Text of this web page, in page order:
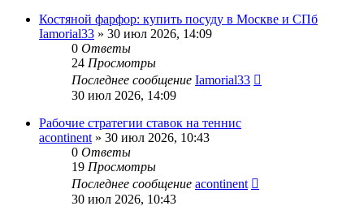
Костяной фарфор: купить посуду в Москве и СПб
Iamorial33 » 30 июл 2026, 14:09
0 Ответы
24 Просмотры
Последнее сообщение Iamorial33
30 июл 2026, 14:09
Рабочие стратегии ставок на теннис
acontinent » 30 июл 2026, 10:43
0 Ответы
19 Просмотры
Последнее сообщение acontinent
30 июл 2026, 10:43